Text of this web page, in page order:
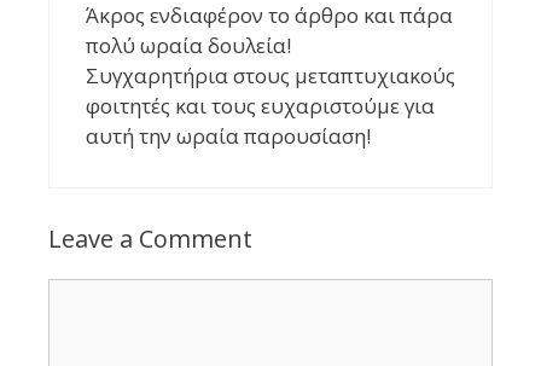
Άκρος ενδιαφέρον το άρθρο και πάρα
πολύ ωραία δουλεία!
Συγχαρητήρια στους μεταπτυχιακούς
φοιτητές και τους ευχαριστούμε για
αυτή την ωραία παρουσίαση!
Leave a Comment